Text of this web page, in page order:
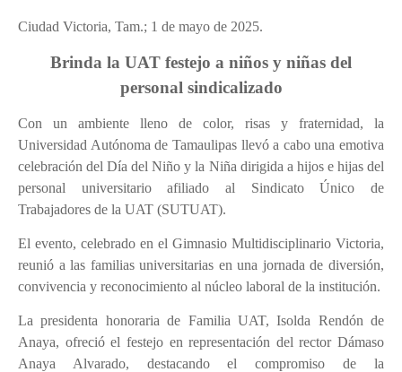
Ciudad Victoria, Tam.; 1 de mayo de 2025.
Brinda la UAT festejo a niños y niñas del
personal sindicalizado
Con un ambiente lleno de color, risas y fraternidad, la
Universidad Autónoma de Tamaulipas llevó a cabo una emotiva
celebración del Día del Niño y la Niña dirigida a hijos e hijas del
personal universitario afiliado al Sindicato Único de
Trabajadores de la UAT (SUTUAT).
El evento, celebrado en el Gimnasio Multidisciplinario Victoria,
reunió a las familias universitarias en una jornada de diversión,
convivencia y reconocimiento al núcleo laboral de la institución.
La presidenta honoraria de Familia UAT, Isolda Rendón de
Anaya, ofreció el festejo en representación del rector Dámaso
Anaya Alvarado, destacando el compromiso de la